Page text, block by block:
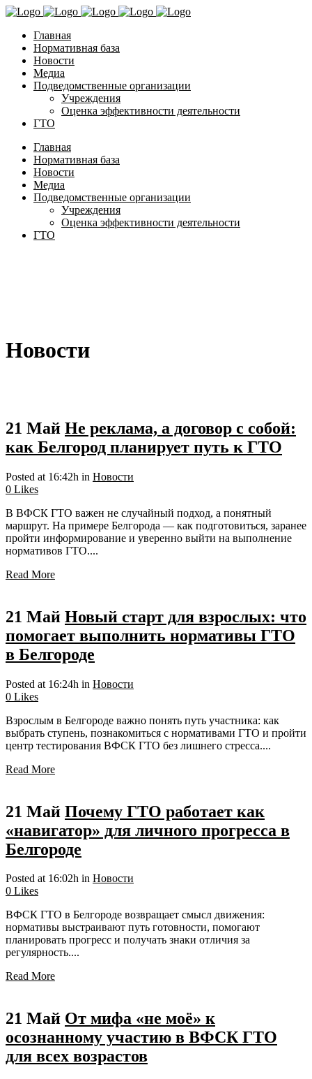
Главная
Нормативная база
Новости
Медиа
Подведомственные организации
Учреждения
Оценка эффективности деятельности
ГТО
Главная
Нормативная база
Новости
Медиа
Подведомственные организации
Учреждения
Оценка эффективности деятельности
ГТО
Новости
21 Май Не реклама, а договор с собой:
как Белгород планирует путь к ГТО
Posted at 16:42h in Новости
0 Likes
В ВФСК ГТО важен не случайный подход, а понятный
маршрут. На примере Белгорода — как подготовиться, заранее
пройти информирование и уверенно выйти на выполнение
нормативов ГТО....
Read More
21 Май Новый старт для взрослых: что
помогает выполнить нормативы ГТО
в Белгороде
Posted at 16:24h in Новости
0 Likes
Взрослым в Белгороде важно понять путь участника: как
выбрать ступень, познакомиться с нормативами ГТО и пройти
центр тестирования ВФСК ГТО без лишнего стресса....
Read More
21 Май Почему ГТО работает как
«навигатор» для личного прогресса в
Белгороде
Posted at 16:02h in Новости
0 Likes
ВФСК ГТО в Белгороде возвращает смысл движения:
нормативы выстраивают путь готовности, помогают
планировать прогресс и получать знаки отличия за
регулярность....
Read More
21 Май От мифа «не моё» к
осознанному участию в ВФСК ГТО
для всех возрастов